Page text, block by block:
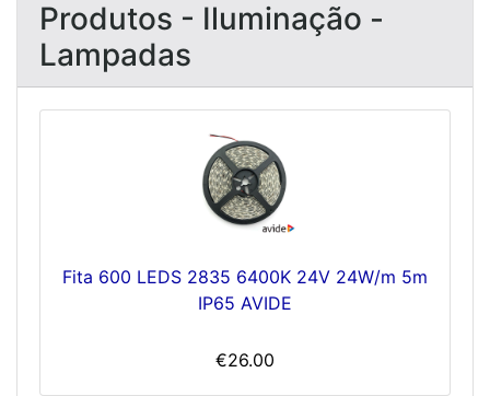
Produtos - Iluminação -
Lampadas
Fita 600 LEDS 2835 6400K 24V 24W/m 5m
IP65 AVIDE
€26.00